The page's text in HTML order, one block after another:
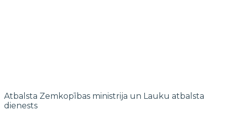
Atbalsta Zemkopības ministrija un Lauku atbalsta
dienests